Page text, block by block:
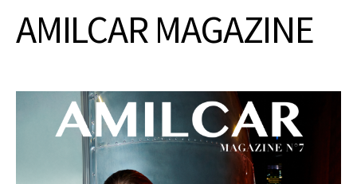
AMILCAR MAGAZINE